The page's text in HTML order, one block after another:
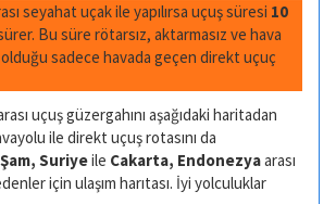
seyahat uçak ile yapılırsa uçuş süresi 10
Bu süre rötarsız, aktarmasız ve hava
olduğu sadece havada geçen direkt uçuç
uçuş güzergahını aşağıdaki haritadan
ile direkt uçuş rotasını da
Şam, Suriyeile Cakarta, Endonezyaarası
için ulaşım harıtası. İyi yolculuklar